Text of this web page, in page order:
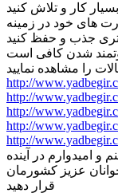
های خود در زمینه
جذب و حفظ کنید
شدن کافی است
http://
http://
http://
http://
http://
امیدوارم در آینده
عزیز کشورمان
قرار دهید